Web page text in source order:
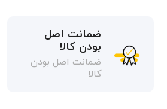
ضمانت اصل
بودن کالا
ضمانت اصل بودن
کالا